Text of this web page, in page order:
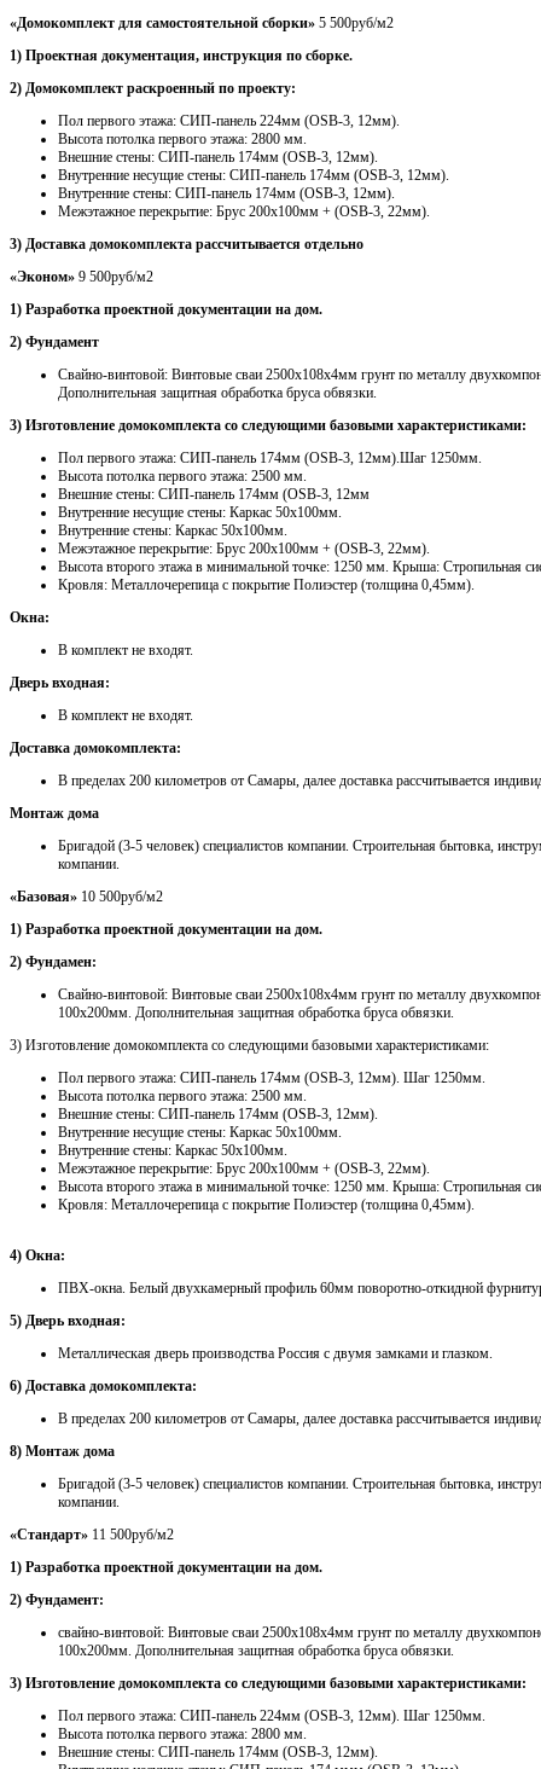
«Домокомплект для самостоятельной сборки» 5 500руб/м2
1) Проектная документация, инструкция по сборке.
2) Домокомплект раскроенный по проекту:
Пол первого этажа: СИП-панель 224мм (OSB-3, 12мм).
Высота потолка первого этажа: 2800 мм.
Внешние стены: СИП-панель 174мм (OSB-3, 12мм).
Внутренние несущие стены: СИП-панель 174мм (OSB-3, 12мм).
Внутренние стены: СИП-панель 174мм (OSB-3, 12мм).
Межэтажное перекрытие: Брус 200х100мм + (OSB-3, 22мм).
3) Доставка домокомплекта рассчитывается отдельно
«Эконом» 9 500руб/м2
1) Разработка проектной документации на дом.
2) Фундамент
Свайно-винтовой: Винтовые сваи 2500х108х4мм грунт по металлу
Дополнительная защитная обработка бруса обвязки.
3) Изготовление домокомплекта со следующими базовыми характеристиками:
Пол первого этажа: СИП-панель 174мм (OSB-3, 12мм).Шаг 1250мм.
Высота потолка первого этажа: 2500 мм.
Внешние стены: СИП-панель 174мм (OSB-3, 12мм
Внутренние несущие стены: Каркас 50х100мм.
Внутренние стены: Каркас 50х100мм.
Межэтажное перекрытие: Брус 200х100мм + (OSB-3, 22мм).
Высота второго этажа в минимальной точке: 1250 мм. Крыша: Стропильная
Кровля: Металлочерепица с покрытие Полиэстер (толщина 0,45мм).
Окна:
В комплект не входят.
Дверь входная:
В комплект не входят.
Доставка домокомплекта:
В пределах 200 километров от Самары, далее доставка рассчитывается
Монтаж дома
Бригадой (3-5 человек) специалистов компании. Строительная бытовка,
компании.
«Базовая» 10 500руб/м2
1) Разработка проектной документации на дом.
2) Фундамен:
Свайно-винтовой: Винтовые сваи 2500х108х4мм грунт по металлу
100х200мм. Дополнительная защитная обработка бруса обвязки.
3) Изготовление домокомплекта со следующими базовыми характеристиками:
Пол первого этажа: СИП-панель 174мм (OSB-3, 12мм). Шаг 1250мм.
Высота потолка первого этажа: 2500 мм.
Внешние стены: СИП-панель 174мм (OSB-3, 12мм).
Внутренние несущие стены: Каркас 50х100мм.
Внутренние стены: Каркас 50х100мм.
Межэтажное перекрытие: Брус 200х100мм + (OSB-3, 22мм).
Высота второго этажа в минимальной точке: 1250 мм. Крыша: Стропильная
Кровля: Металлочерепица с покрытие Полиэстер (толщина 0,45мм).
4) Окна:
ПВХ-окна. Белый двухкамерный профиль 60мм поворотно-откидной
5) Дверь входная:
Металлическая дверь производства Россия с двумя замками и глазком.
6) Доставка домокомплекта:
В пределах 200 километров от Самары, далее доставка рассчитывается
8) Монтаж дома
Бригадой (3-5 человек) специалистов компании. Строительная бытовка,
компании.
«Стандарт» 11 500руб/м2
1) Разработка проектной документации на дом.
2) Фундамент:
свайно-винтовой: Винтовые сваи 2500х108х4мм грунт по металлу
100х200мм. Дополнительная защитная обработка бруса обвязки.
3) Изготовление домокомплекта со следующими базовыми характеристиками:
Пол первого этажа: СИП-панель 224мм (OSB-3, 12мм). Шаг 1250мм.
Высота потолка первого этажа: 2800 мм.
Внешние стены: СИП-панель 174мм (OSB-3, 12мм).